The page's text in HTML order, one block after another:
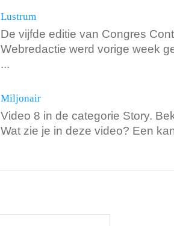
Lustrum
De vijfde editie van Congres
Webredactie werd vorige week
...
Miljonair
Video 8 in de categorie Story.
Wat zie je in deze video? Een